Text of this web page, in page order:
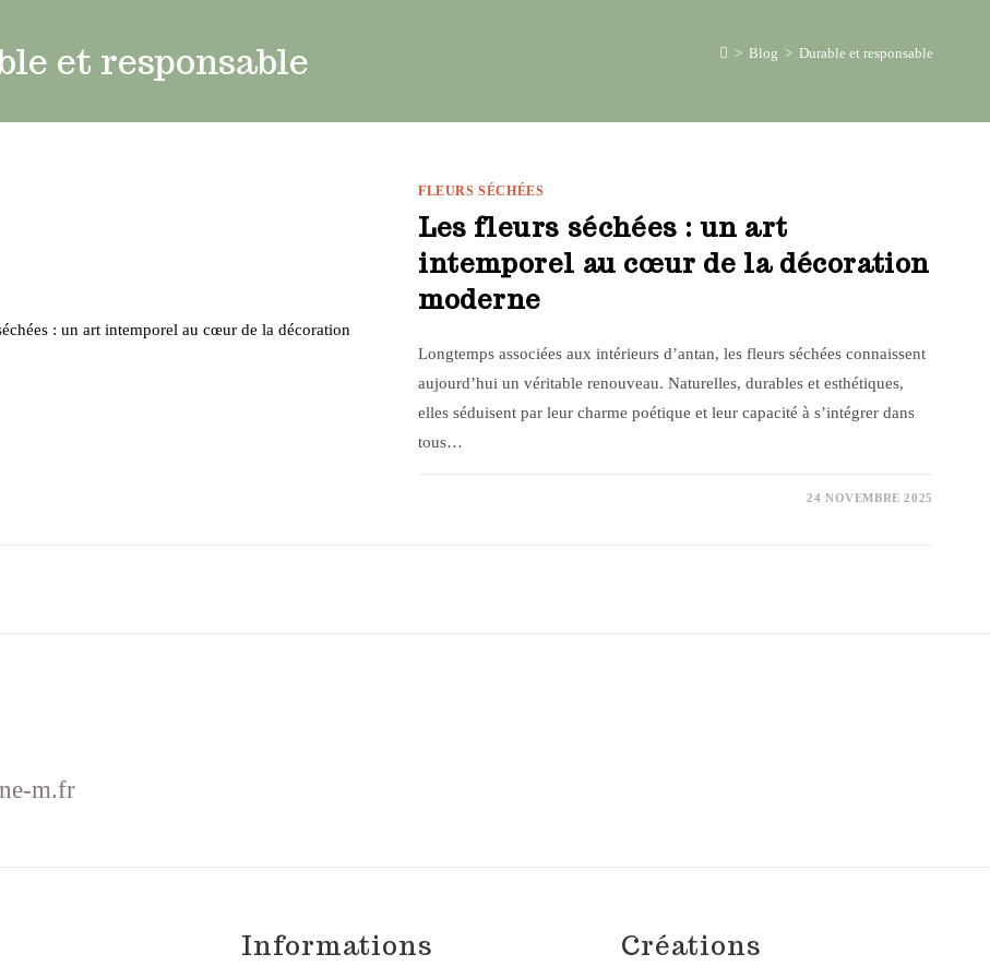
et responsable > Blog > Durable et responsable
FLEURS SÉCHÉES
Les fleurs séchées : un art
intemporel au cœur de la décoration
moderne
Longtemps associées aux intérieurs d’antan, les fleurs séchées connaissent
aujourd’hui un véritable renouveau. Naturelles, durables et esthétiques,
elles séduisent par leur charme poétique et leur capacité à s’intégrer dans
tous…
24 NOVEMBRE 2025
m.fr
Informations Créations